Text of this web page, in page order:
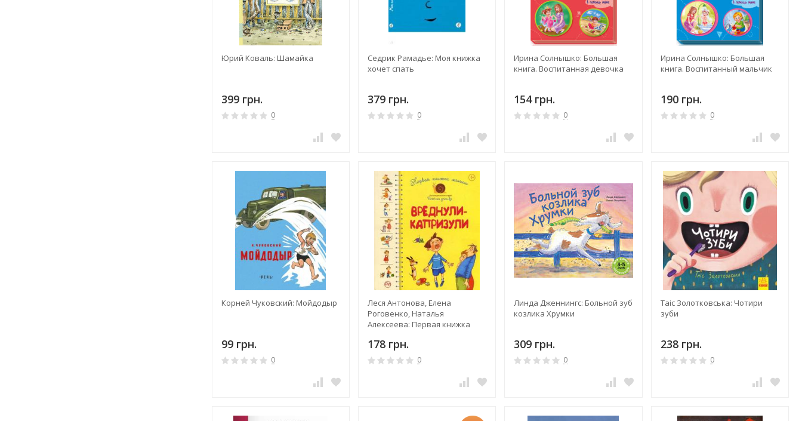
Юрий Коваль: Шамайка
399 грн.
0
Седрик Рамадье: Моя книжка
хочет спать
379 грн.
0
Ирина Солнышко: Большая
книга. Воспитанная девочка
154 грн.
0
Ирина Солнышко: Большая
книга. Воспитанный мальчик
190 грн.
0
Корней Чуковский: Мойдодыр
99 грн.
0
Леся Антонова, Елена
Роговенко, Наталья
Алексеева: Первая книжка
178 грн.
0
Линда Дженнингс: Больной зуб
козлика Хрумки
309 грн.
0
Таіс Золотковська: Чотири
зуби
238 грн.
0